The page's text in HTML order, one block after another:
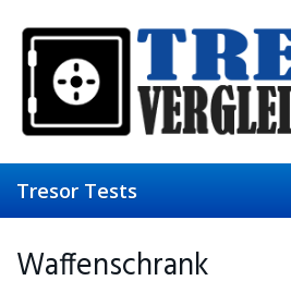
main
content
Tresor Tests
Waffenschrank